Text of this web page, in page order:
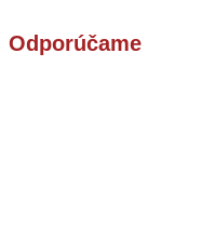
Odporúčame